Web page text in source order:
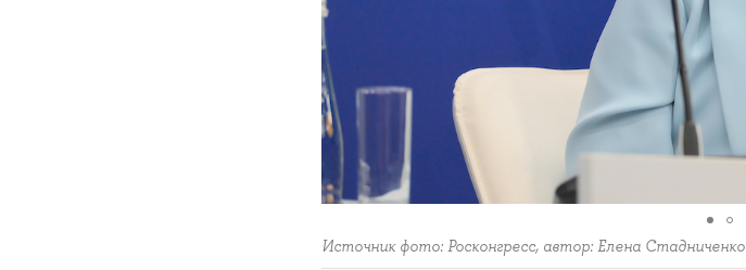
Источник фото: Росконгресс, автор: Елена Стадниченко